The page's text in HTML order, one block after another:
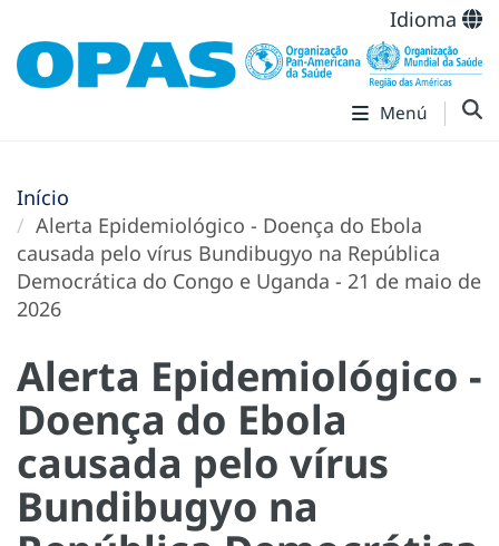
Idioma
Menú
Início
Alerta Epidemiológico - Doença do Ebola
causada pelo vírus Bundibugyo na República
Democrática do Congo e Uganda - 21 de maio de
2026
Alerta Epidemiológico -
Doença do Ebola
causada pelo vírus
Bundibugyo na